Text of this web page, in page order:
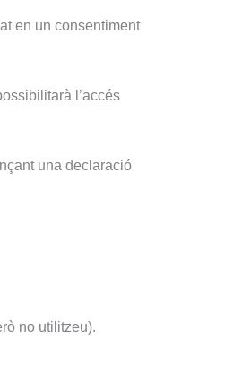
en un consentiment
l’accés
una declaració
no utilitzeu).